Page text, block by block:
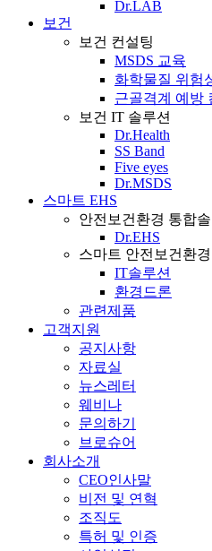
Dr.LAB
보건
보건 컨설팅
MSDS 교육
화학물질 위험
근골격계 예방
보건 IT 솔루션
Dr.Health
SS Band
Five eyes
Dr.MSDS
스마트 EHS
안전보건환경 통합솔
Dr.EHS
스마트 안전보건환경
IT솔루션
환경드론
관련제품
고객지원
공지사항
자료실
뉴스레터
웨비나
문의하기
브로슈어
회사소개
CEO인사말
비전 및 연혁
조직도
특허 및 인증